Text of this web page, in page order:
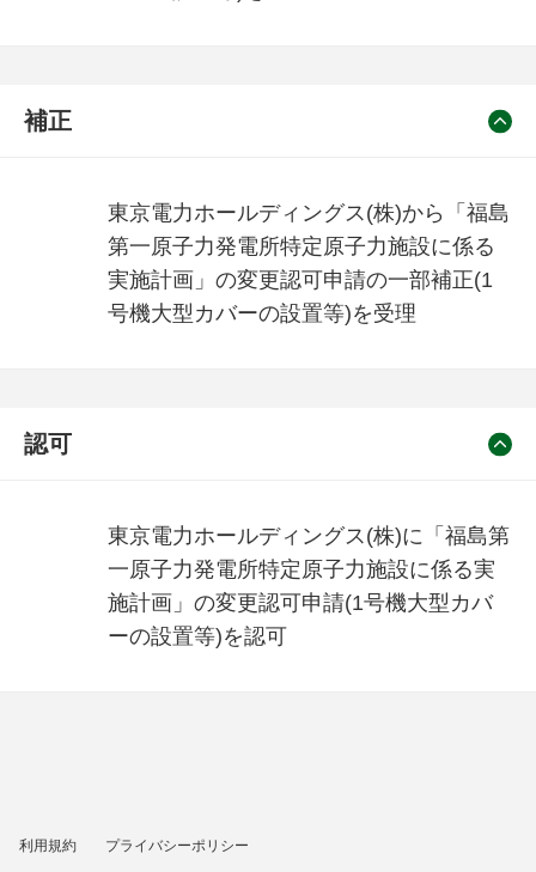
補正
東京電力ホールディングス(株)から「福島
第一原子力発電所特定原子力施設に係る
実施計画」の変更認可申請の一部補正(1
号機大型カバーの設置等)を受理
認可
東京電力ホールディングス(株)に「福島第
一原子力発電所特定原子力施設に係る実
施計画」の変更認可申請(1号機大型カバ
ーの設置等)を認可
利用規約 プライバシーポリシー